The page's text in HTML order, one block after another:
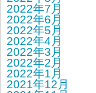
2022年7月
2022年6月
2022年5月
2022年4月
2022年3月
2022年2月
2022年1月
2021年12月